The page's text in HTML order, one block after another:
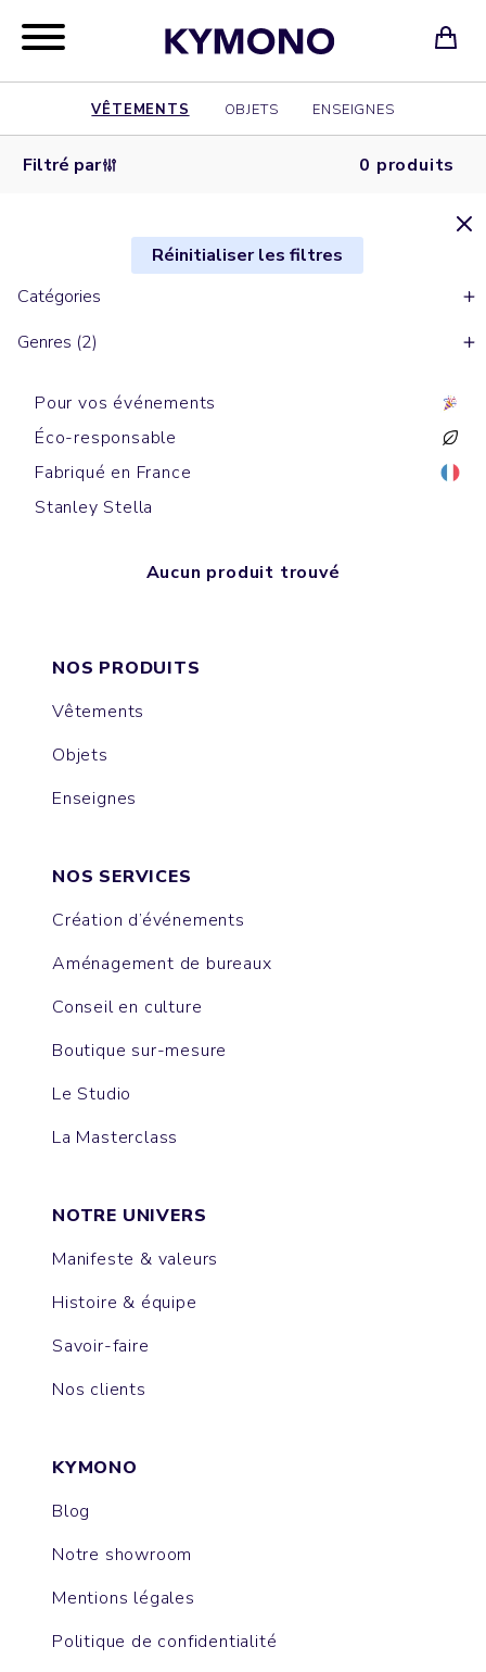
VÊTEMENTS OBJETS ENSEIGNES
Filtré par 0 produits
Réinitialiser les filtres
Catégories
Genres (2)
Pour vos événements
Éco-responsable
Fabriqué en France
Stanley Stella
Aucun produit trouvé
NOS PRODUITS
Vêtements
Objets
Enseignes
NOS SERVICES
Création d’événements
Aménagement de bureaux
Conseil en culture
Boutique sur-mesure
Le Studio
La Masterclass
NOTRE UNIVERS
Manifeste & valeurs
Histoire & équipe
Savoir-faire
Nos clients
KYMONO
Blog
Notre showroom
Mentions légales
Politique de confidentialité